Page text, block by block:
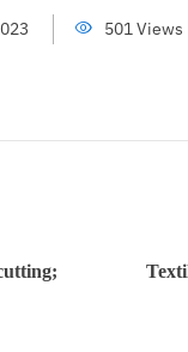
501 Views